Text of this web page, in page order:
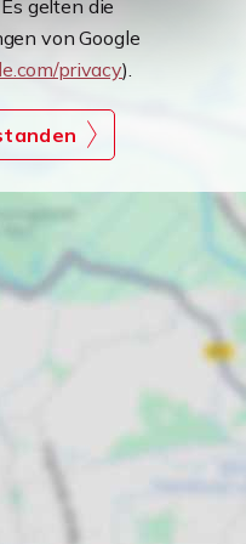
gelten die
von Google
privacy).